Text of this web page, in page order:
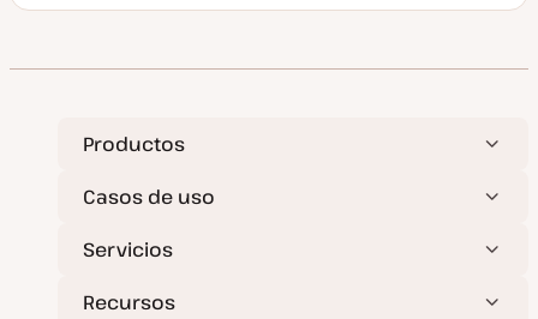
e
a
l
a
Productos
Casos de uso
Servicios
Recursos